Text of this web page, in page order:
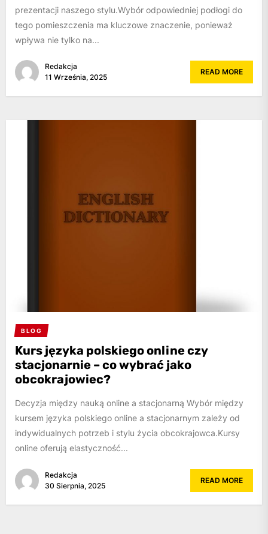
prezentacji naszego stylu.Wybór odpowiedniej podłogi do
tego pomieszczenia ma kluczowe znaczenie, ponieważ
wpływa nie tylko na...
Redakcja
11 Września, 2025
READ MORE
BLOG
Kurs języka polskiego online czy
stacjonarnie – co wybrać jako
obcokrajowiec?
Decyzja między nauką online a stacjonarną Wybór między
kursem języka polskiego online a stacjonarnym zależy od
indywidualnych potrzeb i stylu życia obcokrajowca.Kursy
online oferują elastyczność...
Redakcja
30 Sierpnia, 2025
READ MORE